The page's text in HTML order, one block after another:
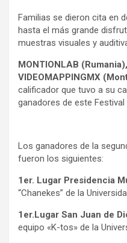
Familias se dieron cita en
hasta el más grande
muestras visuales y
MONTIONLAB
VIDEOMAPPINGMX
calificador que tuvo a su
ganadores de este Festival
Los ganadores de la
fueron los siguientes:
1er. Lugar Presidencia
“Chanekes” de la
1er.Lugar San Juan de
equipo «K-tos» de la